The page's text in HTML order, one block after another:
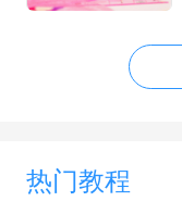
热门教程